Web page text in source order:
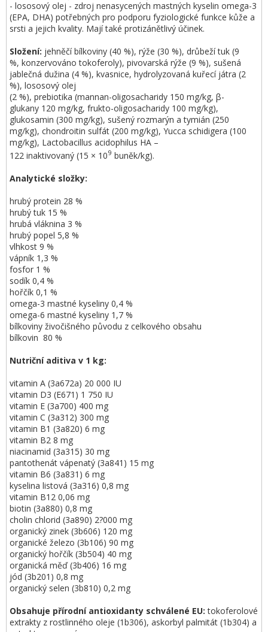
- lososový olej - zdroj nenasycených mastných kyselin omega-3
(EPA, DHA) potřebných pro podporu fyziologické funkce kůže a
srsti a jejich kvality. Mají také protizánětlivý účinek.
Složení: jehněčí bílkoviny (40 %), rýže (30 %), drůbeží tuk (9
%, konzervováno tokoferoly), pivovarská rýže (9 %), sušená
jablečná dužina (4 %), kvasnice, hydrolyzovaná kuřecí játra (2
%), lososový olej
(2 %), prebiotika (mannan-oligosacharidy 150 mg/kg, β-
glukany 120 mg/kg, frukto-oligosacharidy 100 mg/kg),
glukosamin (300 mg/kg), sušený rozmarýn a tymián (250
mg/kg), chondroitin sulfát (200 mg/kg), Yucca schidigera (100
mg/kg), Lactobacillus acidophilus HA –
122 inaktivovaný (15 × 109 buněk/kg).
Analytické složky:
hrubý protein 28 %
hrubý tuk 15 %
hrubá vláknina 3 %
hrubý popel 5,8 %
vlhkost 9 %
vápník 1,3 %
fosfor 1 %
sodík 0,4 %
hořčík 0,1 %
omega-3 mastné kyseliny 0,4 %
omega-6 mastné kyseliny 1,7 %
bílkoviny živočišného původu z celkového obsahu
bílkovin 80 %
Nutriční aditiva v 1 kg:
vitamin A (3a672a) 20 000 IU
vitamin D3 (E671) 1 750 IU
vitamin E (3a700) 400 mg
vitamin C (3a312) 300 mg
vitamin B1 (3a820) 6 mg
vitamin B2 8 mg
niacinamid (3a315) 30 mg
pantothenát vápenatý (3a841) 15 mg
vitamin B6 (3a831) 6 mg
kyselina listová (3a316) 0,8 mg
vitamin B12 0,06 mg
biotin (3a880) 0,8 mg
cholin chlorid (3a890) 2?000 mg
organický zinek (3b606) 120 mg
organické železo (3b106) 90 mg
organický hořčík (3b504) 40 mg
organická měď (3b406) 16 mg
jód (3b201) 0,8 mg
organický selen (3b810) 0,2 mg
Obsahuje přírodní antioxidanty schválené EU: tokoferolové
extrakty z rostlinného oleje (1b306), askorbyl palmitát (1b304) a